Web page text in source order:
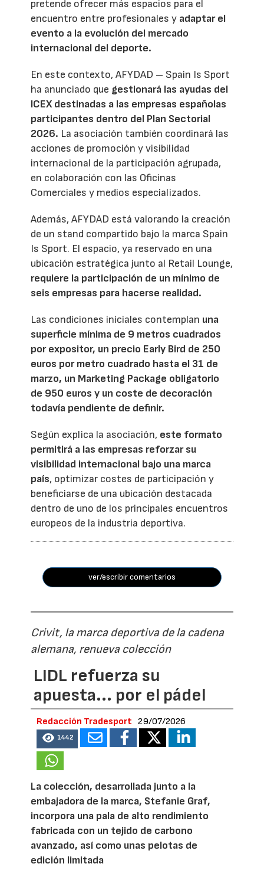
pretende ofrecer más espacios para el
encuentro entre profesionales y adaptar el
evento a la evolución del mercado
internacional del deporte.
En este contexto, AFYDAD – Spain Is Sport
ha anunciado que gestionará las ayudas del
ICEX destinadas a las empresas españolas
participantes dentro del Plan Sectorial
2026. La asociación también coordinará las
acciones de promoción y visibilidad
internacional de la participación agrupada,
en colaboración con las Oficinas
Comerciales y medios especializados.
Además, AFYDAD está valorando la creación
de un stand compartido bajo la marca Spain
Is Sport. El espacio, ya reservado en una
ubicación estratégica junto al Retail Lounge,
requiere la participación de un mínimo de
seis empresas para hacerse realidad.
Las condiciones iniciales contemplan una
superficie mínima de 9 metros cuadrados
por expositor, un precio Early Bird de 250
euros por metro cuadrado hasta el 31 de
marzo, un Marketing Package obligatorio
de 950 euros y un coste de decoración
todavía pendiente de definir.
Según explica la asociación, este formato
permitirá a las empresas reforzar su
visibilidad internacional bajo una marca
país, optimizar costes de participación y
beneficiarse de una ubicación destacada
dentro de uno de los principales encuentros
europeos de la industria deportiva.
ver/escribir comentarios
Crivit, la marca deportiva de la cadena
alemana, renueva colección
LIDL refuerza su
apuesta... por el pádel
Redacción Tradesport 29/07/2026
1442
La colección, desarrollada junto a la
embajadora de la marca, Stefanie Graf,
incorpora una pala de alto rendimiento
fabricada con un tejido de carbono
avanzado, así como unas pelotas de
edición limitada